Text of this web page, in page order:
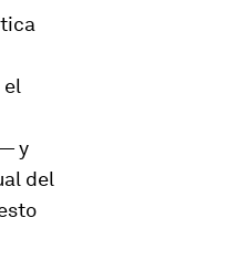
el
y
del